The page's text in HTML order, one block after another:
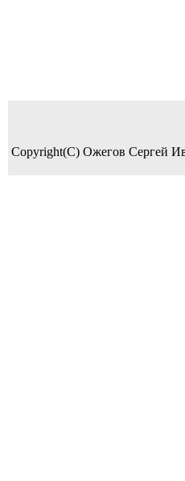
Copyright(C) Ожегов Сергей